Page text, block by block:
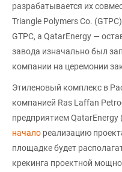
разрабатывается их
Triangle Polymers Co.
GTPC, а QatarEnergy —
завода изначально был
компании на церемонии
Этиленовый комплекс в
компанией Ras Laffan
предприятием QatarEnergy
начало реализацию
площадке будет
крекинга проектной